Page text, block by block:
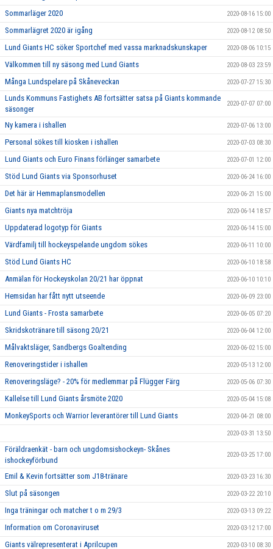
Sommarläger 2020 2020-08-16 15:00
Sommarlägret 2020 är igång 2020-08-12 08:50
Lund Giants HC söker Sportchef med vassa marknadskunskaper 2020-08-06 10:15
Välkommen till ny säsong med Lund Giants 2020-08-03 23:59
Många Lundspelare på Skåneveckan 2020-07-27 15:30
Lunds Kommuns Fastighets AB fortsätter satsa på Giants kommande
säsonger
2020-07-07 07:00
Ny kamera i ishallen 2020-07-06 13:00
Personal sökes till kiosken i ishallen 2020-07-03 08:30
Lund Giants och Euro Finans förlänger samarbete 2020-07-01 12:00
Stöd Lund Giants via Sponsorhuset 2020-06-24 16:00
Det här är Hemmaplansmodellen 2020-06-21 15:00
Giants nya matchtröja 2020-06-14 18:57
Uppdaterad logotyp för Giants 2020-06-14 15:00
Värdfamilj till hockeyspelande ungdom sökes 2020-06-11 10:00
Stöd Lund Giants HC 2020-06-10 18:58
Anmälan för Hockeyskolan 20/21 har öppnat 2020-06-10 10:10
Hemsidan har fått nytt utseende 2020-06-09 23:00
Lund Giants - Frosta samarbete 2020-06-05 07:20
Skridskotränare till säsong 20/21 2020-06-04 12:00
Målvaktsläger, Sandbergs Goaltending 2020-06-02 15:00
Renoveringstider i ishallen 2020-05-13 12:00
Renoveringsläge? - 20% för medlemmar på Flügger Färg 2020-05-06 07:30
Kallelse till Lund Giants årsmöte 2020 2020-05-04 15:08
MonkeySports och Warrior leverantörer till Lund Giants 2020-04-21 08:00
2020-03-31 13:50
Föräldraenkät - barn och ungdomsishockeyn- Skånes
ishockeyförbund
2020-03-25 17:00
Emil & Kevin fortsätter som J18-tränare 2020-03-23 16:30
Slut på säsongen 2020-03-22 20:10
Inga träningar och matcher t o m 29/3 2020-03-13 09:22
Information om Coronaviruset 2020-03-12 17:00
Giants välrepresenterat i Aprilcupen 2020-03-10 08:30